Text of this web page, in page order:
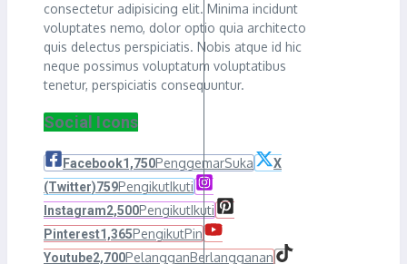
consectetur adipisicing elit. Minima incidunt
voluptates nemo, dolor optio quia architecto
quis delectus perspiciatis. Nobis atque id hic
neque possimus voluptatum voluptatibus
tenetur, perspiciatis consequuntur.
Social Icons
Facebook1,750PenggemarSuka
X
(Twitter)759PengikutIkuti
Instagram2,500PengikutIkuti
Pinterest1,365PengikutPin
Youtube2,700PelangganBerlangganan